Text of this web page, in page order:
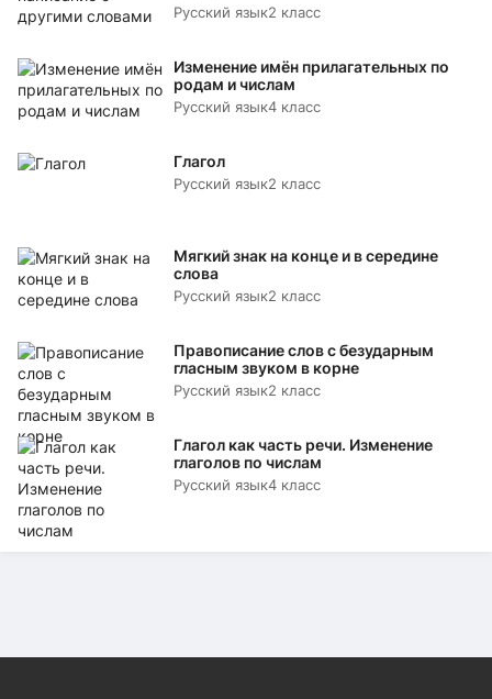
Русский язык2 класс
Изменение имён прилагательных по
родам и числам
Русский язык4 класс
Глагол
Русский язык2 класс
Мягкий знак на конце и в середине
слова
Русский язык2 класс
Правописание слов с безударным
гласным звуком в корне
Русский язык2 класс
Глагол как часть речи. Изменение
глаголов по числам
Русский язык4 класс